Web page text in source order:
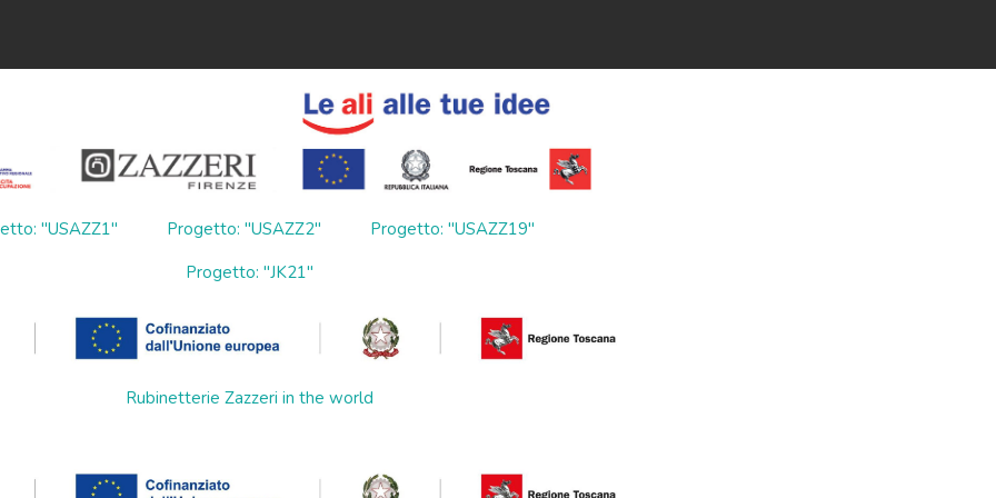
"USAZZ1" Progetto: "USAZZ2"
Progetto: "USAZZ19"
Progetto: "JK21"
Rubinetterie Zazzeri in the world